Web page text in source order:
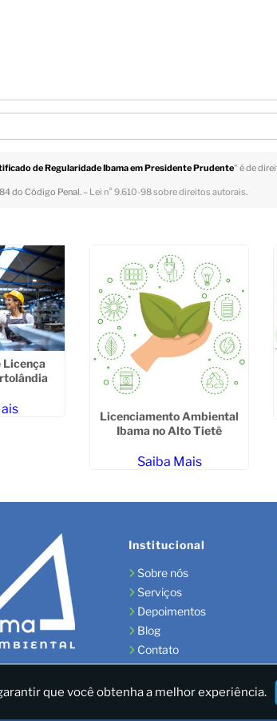
de Regularidade Ibama em Presidente Prudente" é de
do Código Penal. – Lei n° 9.610-98 sobre direitos autorais.
Licença
Licenciamento Ambiental
Ibama no Alto Tietê
Saiba Mais
Institucional
Sobre nós
Serviços
Depoimentos
Blog
Contato
- LICENÇAS AMBIENTAIS/GESTÃO DE RESÍDUOS/
que você obtenha a melhor experiência.